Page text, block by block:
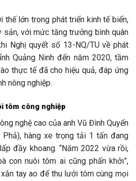
thế lớn trong phát triển kinh tế biển,
với mức tăng trưởng bình quân
Nghị quyết số 13-NQ/TU về phát
Quảng Ninh đến năm 2020, tầm
thực tế đã cho hiệu quả, đáp ứng
nông nghiệp.
tôm công nghiệp
nghệ cao của anh Vũ Đình Quyến
Phả), hàng xe trọng tải 1 tấn đang
đầy khoang. “Năm 2022 vừa rồi,
con nuôi tôm ai cũng phấn khởi”,
tay ao để thu lưới tôm cùng mọi